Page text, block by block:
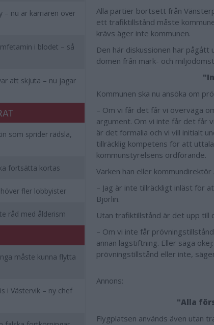
– nu är karriären över
i blodet – så
att skjuta – nu jagar
som sprider rädsla,
fortsätta kortas
fler lobbyister
råd med ålderism
måste kunna flytta
i Västervik – ny chef
Alla partier bortsett från
ett trafiktillstånd måste
krävs äger inte kommunen.
Den här diskussionen har pågått
domen från mark- och
Kommunen ska nu ansöka om
– Om vi får det får vi överväga
argument. Om vi inte får det får
är det formalia och vi vill initialt
tillräcklig kompetens för att
kommunstyrelsens ordförande.
Varken han eller
– Jag är inte tillräckligt inläst för
Björlin.
Utan trafiktillstånd är det upp
– Om vi inte får
annan lagstiftning. Eller säga
prövningstillstånd eller inte,
Annons:
"Alla
Flygplatsen används även utan